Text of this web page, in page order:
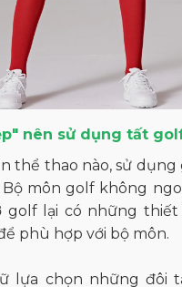
nên sử dụng tất
thể thao nào, sử dụng
môn golf không
golf lại có những thiết
phù hợp với bộ môn.
lựa chọn những đôi